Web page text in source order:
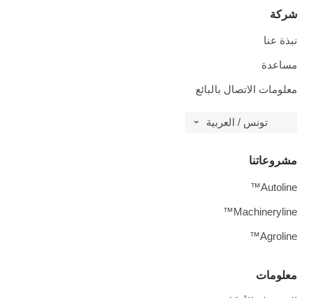
شركة
نبذة عنا
مساعدة
معلومات الاتصال بالبائع
تونس / العربية
معلومات
مشروعاتنا
Autoline™
Machineryline™
Agroline™